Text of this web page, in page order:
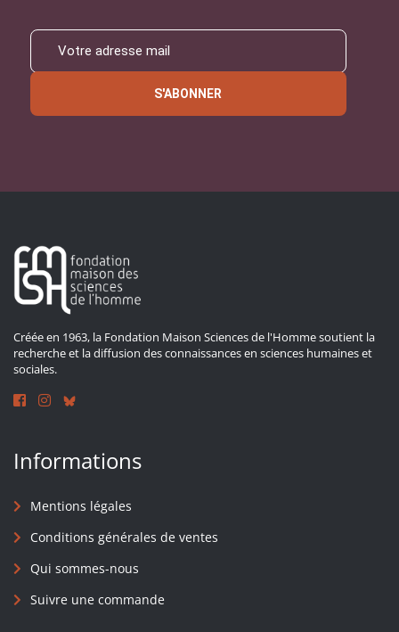
S'ABONNER
Créée en 1963, la Fondation Maison Sciences de l'Homme soutient la
recherche et la diffusion des connaissances en sciences humaines et
sociales.
Informations
Mentions légales
Conditions générales de ventes
Qui sommes-nous
Suivre une commande